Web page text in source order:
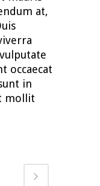
at,
occaecat
in
mollit